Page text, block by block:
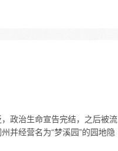
政治生命宣告完结，之后被流
并经营名为“梦溪园”的园地隐